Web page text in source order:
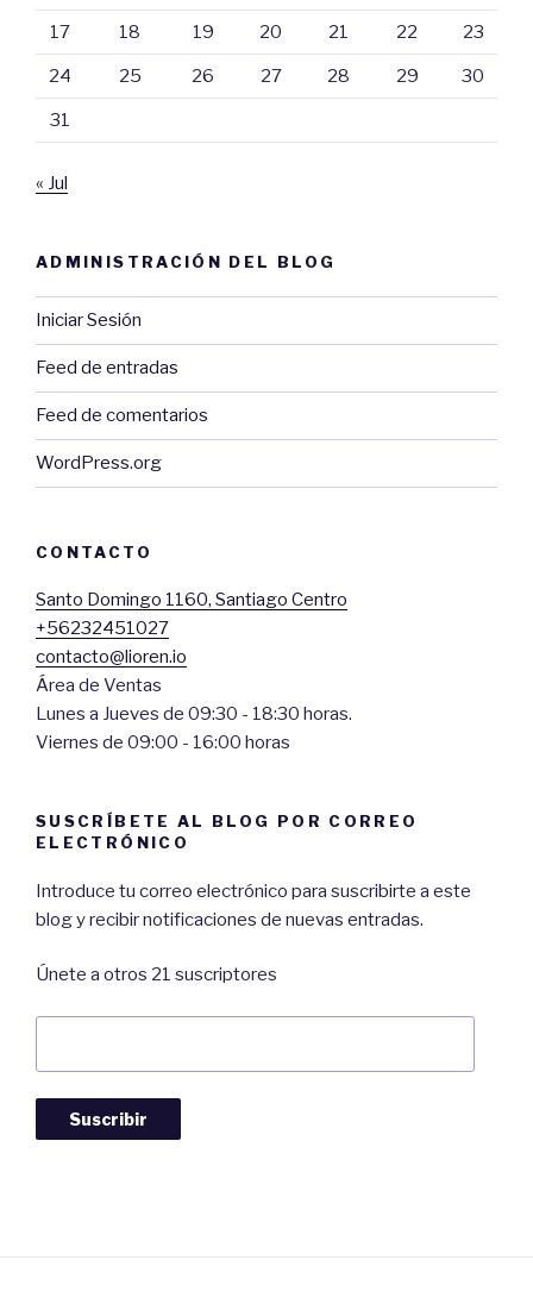
17 18 19 20 21 22 23
24 25 26 27 28 29 30
31
« Jul
ADMINISTRACIÓN DEL BLOG
Iniciar Sesión
Feed de entradas
Feed de comentarios
WordPress.org
CONTACTO
Santo Domingo 1160, Santiago Centro
+56232451027
contacto@lioren.io
Área de Ventas
Lunes a Jueves de 09:30 - 18:30 horas.
Viernes de 09:00 - 16:00 horas
SUSCRÍBETE AL BLOG POR CORREO
ELECTRÓNICO
Introduce tu correo electrónico para suscribirte a este
blog y recibir notificaciones de nuevas entradas.
Únete a otros 21 suscriptores
Suscribir